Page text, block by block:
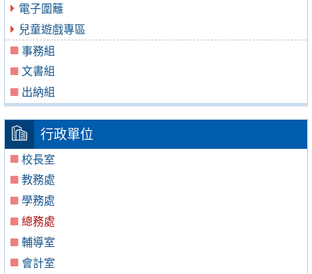
電子圍籬
兒童遊戲專區
事務組
文書組
出納組
行政單位
校長室
教務處
學務處
總務處
輔導室
會計室